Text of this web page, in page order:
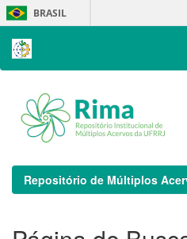
Skip
navigation
BRASIL
Repositório de Múltiplos